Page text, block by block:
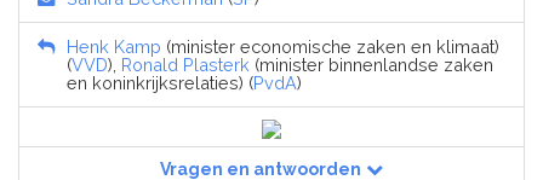
Henk Kamp (minister economische zaken en klimaat)
(VVD), Ronald Plasterk (minister binnenlandse zaken
en koninkrijksrelaties) (PvdA)
Vragen en antwoorden